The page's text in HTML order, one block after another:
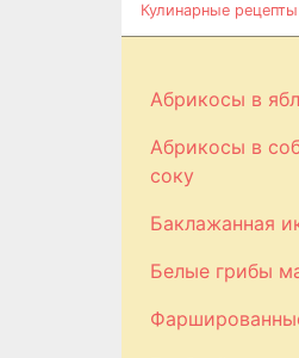
Кулинарные
Абрикосы в
Абрикосы в
соку
Баклажанная
Белые грибы